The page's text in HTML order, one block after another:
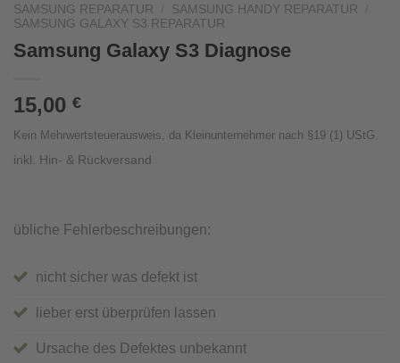
SAMSUNG REPARATUR SAMSUNG HANDY REPARATUR
SAMSUNG GALAXY S3 REPARATUR
Samsung Galaxy S3 Diagnose
15,00 €
Kein Mehrwertsteuerausweis, da Kleinunternehmer nach §19 (1) UStG.
inkl. Hin- & Rückversand
übliche Fehlerbeschreibungen:
nicht sicher was defekt ist
lieber erst überprüfen lassen
Ursache des Defektes unbekannt